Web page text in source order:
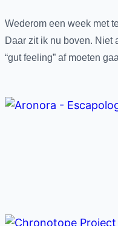
Wederom een week met
Daar zit ik nu boven. Niet
“gut feeling” af moeten